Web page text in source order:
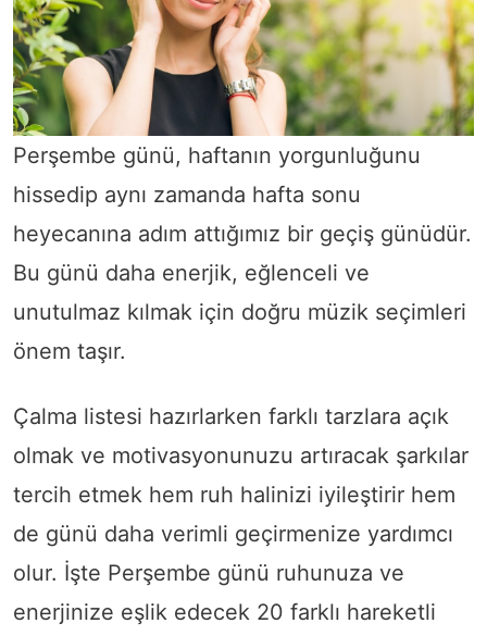
Perşembe günü, haftanın yorgunluğunu
hissedip aynı zamanda hafta sonu
heyecanına adım attığımız bir geçiş günüdür.
Bu günü daha enerjik, eğlenceli ve
unutulmaz kılmak için doğru müzik seçimleri
önem taşır.
Çalma listesi hazırlarken farklı tarzlara açık
olmak ve motivasyonunuzu artıracak şarkılar
tercih etmek hem ruh halinizi iyileştirir hem
de günü daha verimli geçirmenize yardımcı
olur. İşte Perşembe günü ruhunuza ve
enerjinize eşlik edecek 20 farklı hareketli